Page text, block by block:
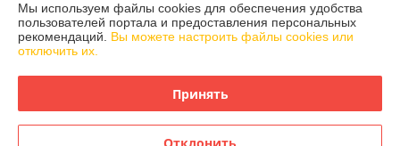
Контакты
Доставка и оплата
Мы используем файлы cookies для обеспечения удобства
пользователей портала и предоставления персональных
рекомендаций. Вы можете настроить файлы cookies или
отключить их.
Принять
Отклонить